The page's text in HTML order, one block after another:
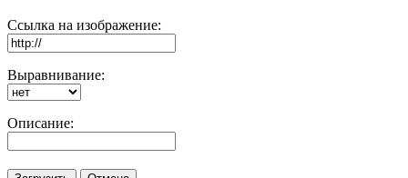
Ссылка на изображение:
Выравнивание:
Описание: